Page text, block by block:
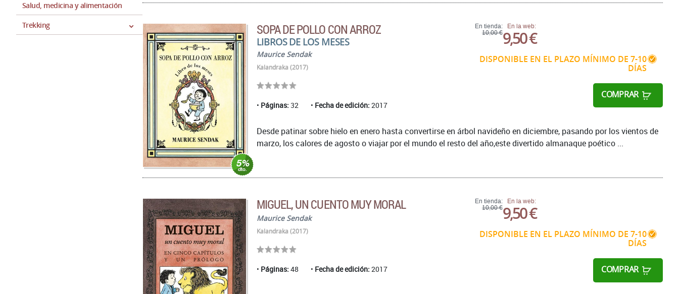
Salud, medicina y alimentación
Trekking SOPA DE POLLO CON ARROZ
LIBROS DE LOS MESES
Maurice Sendak
Kalandraka (2017)
Páginas: 32 Fecha de edición: 2017
En tienda:
10,00 €
En la web:
9,50 €
DISPONIBLE EN EL PLAZO MÍNIMO DE 7-10
DÍAS
COMPRAR
Desde patinar sobre hielo en enero hasta convertirse en árbol navideño en diciembre, pasando por los vientos de
marzo, los calores de agosto o viajar por el mundo el resto del año,este divertido almanaque poético ...
MIGUEL, UN CUENTO MUY MORAL
Maurice Sendak
Kalandraka (2017)
Páginas: 48 Fecha de edición: 2017
En tienda:
10,00 €
En la web:
9,50 €
DISPONIBLE EN EL PLAZO MÍNIMO DE 7-10
DÍAS
COMPRAR